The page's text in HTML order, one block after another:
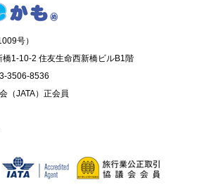
号）
1-10-2 住友生命西新橋ビルB1階
3506-8536
（JATA）正会員